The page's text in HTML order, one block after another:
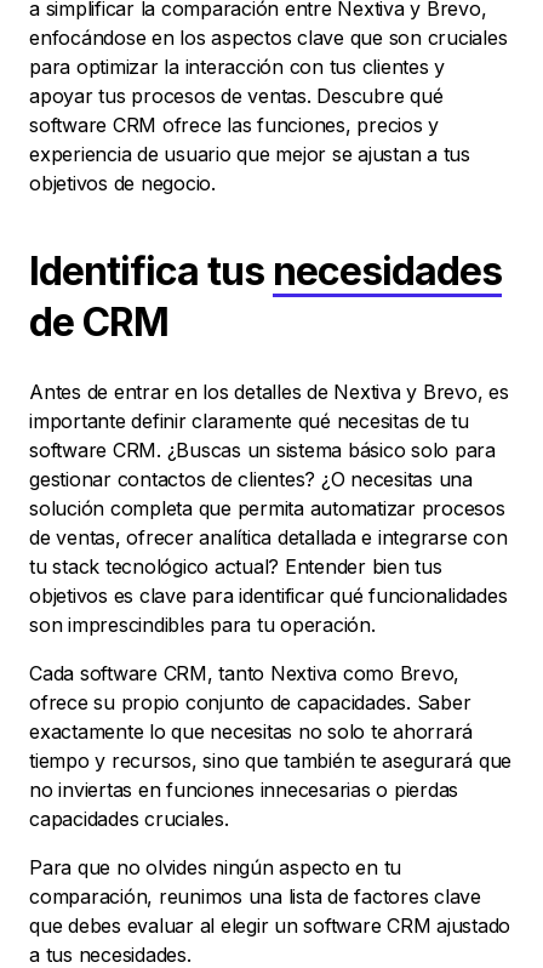
a simplificar la comparación entre Nextiva y Brevo,
enfocándose en los aspectos clave que son cruciales
para optimizar la interacción con tus clientes y
apoyar tus procesos de ventas. Descubre qué
software CRM ofrece las funciones, precios y
experiencia de usuario que mejor se ajustan a tus
objetivos de negocio.
Identifica tus necesidades
de CRM
Antes de entrar en los detalles de Nextiva y Brevo, es
importante definir claramente qué necesitas de tu
software CRM. ¿Buscas un sistema básico solo para
gestionar contactos de clientes? ¿O necesitas una
solución completa que permita automatizar procesos
de ventas, ofrecer analítica detallada e integrarse con
tu stack tecnológico actual? Entender bien tus
objetivos es clave para identificar qué funcionalidades
son imprescindibles para tu operación.
Cada software CRM, tanto Nextiva como Brevo,
ofrece su propio conjunto de capacidades. Saber
exactamente lo que necesitas no solo te ahorrará
tiempo y recursos, sino que también te asegurará que
no inviertas en funciones innecesarias o pierdas
capacidades cruciales.
Para que no olvides ningún aspecto en tu
comparación, reunimos una lista de factores clave
que debes evaluar al elegir un software CRM ajustado
a tus necesidades.